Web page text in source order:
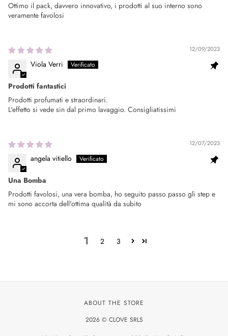
Ottimo il pack, davvero innovativo, i prodotti al suo interno sono
veramente favolosi
12/09/2023
Viola Verri
Prodotti fantastici
Prodotti profumati e straordinari.
L'effetto si vede sin dal primo lavaggio. Consigliatissimi
12/07/2023
angela vitiello
Una Bomba
Prodotti favolosi, una vera bomba, ho seguito passo passo gli step e
mi sono accorta dell'ottima qualità da subito
1 2 3
ABOUT THE STORE
2026 © CLOVE SRLS